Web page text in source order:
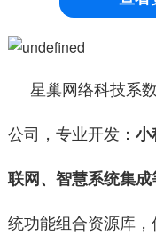
星巢网络科技系
公司，专业开发： 小
联网、智慧系统集
统功能组合资源库